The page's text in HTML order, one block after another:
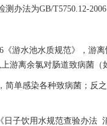
办法为GB/T5750.12-
《游水池水质规范》，游
游离余氯对肠道致病菌
单感染各种致病菌；反
日子饮用水规范查验办法